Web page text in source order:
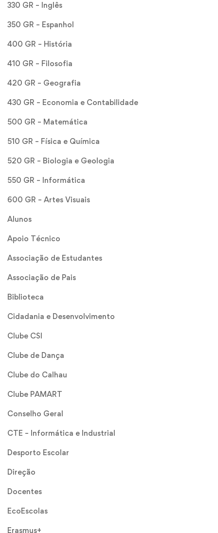
330 GR – Inglês
350 GR – Espanhol
400 GR – História
410 GR – Filosofia
420 GR – Geografia
430 GR – Economia e Contabilidade
500 GR – Matemática
510 GR – Física e Química
520 GR – Biologia e Geologia
550 GR – Informática
600 GR – Artes Visuais
Alunos
Apoio Técnico
Associação de Estudantes
Associação de Pais
Biblioteca
Cidadania e Desenvolvimento
Clube CSI
Clube de Dança
Clube do Calhau
Clube PAMART
Conselho Geral
CTE – Informática e Industrial
Desporto Escolar
Direção
Docentes
EcoEscolas
Erasmus+